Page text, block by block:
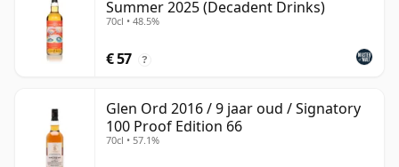
Summer 2025 (Decadent Drinks)
70cl • 48.5%
€ 57 ?
Glen Ord 2016 / 9 jaar oud / Signatory
100 Proof Edition 66
70cl • 57.1%